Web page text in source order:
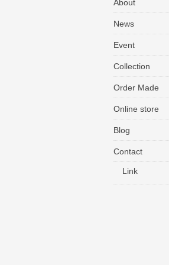
About
News
Event
Collection
Order Made
Online store
Blog
Contact
Link